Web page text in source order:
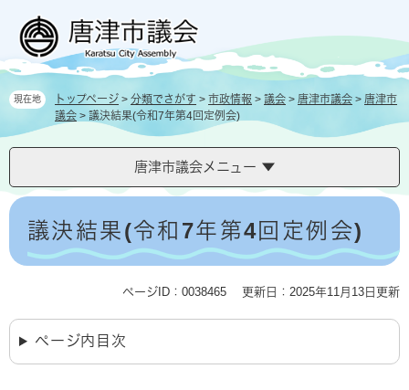
の
頭
ー
飛
本
文
現在地 トップページ > 分類でさがす > 市政情報 > 議会 > 唐津市議会 > 唐津市
議会 > 議決結果(令和7年第4回定例会)
唐津市議会メニュー
本
議決結果(令和7年第4回定例会)
ページID：0038465 更新日：2025年11月13日更新
ページ内目次